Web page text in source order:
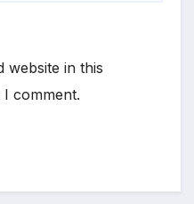
website in this
comment.